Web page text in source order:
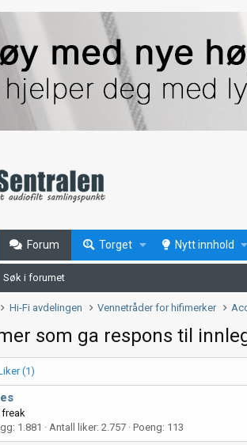
Forum Torget Nytt innhold
Søk i forumet
Hi-Fi avdelingen Vennetråder for hifimerker
som ga respons til
(1)
freak
1.881 Antall liker 2.757 Poeng 113